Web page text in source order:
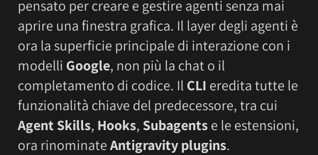
pensato per creare e gestire agenti senza mai
aprire una finestra grafica. Il layer degli agenti è
ora la superficie principale di interazione con i
modelli Google, non più la chat o il
completamento di codice. Il CLI eredita tutte le
funzionalità chiave del predecessore, tra cui
Agent Skills, Hooks, Subagentse le estensioni,
ora rinominateAntigravity plugins.